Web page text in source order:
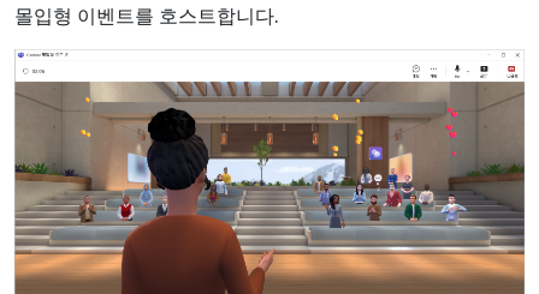
몰입형 이벤트를 호스트합니다.